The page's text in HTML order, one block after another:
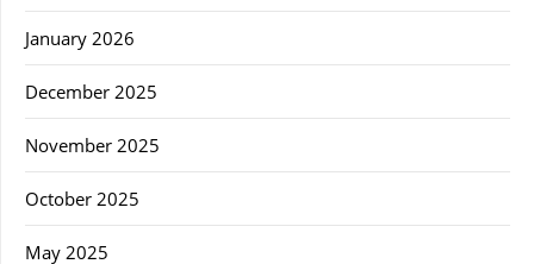
January 2026
December 2025
November 2025
October 2025
May 2025